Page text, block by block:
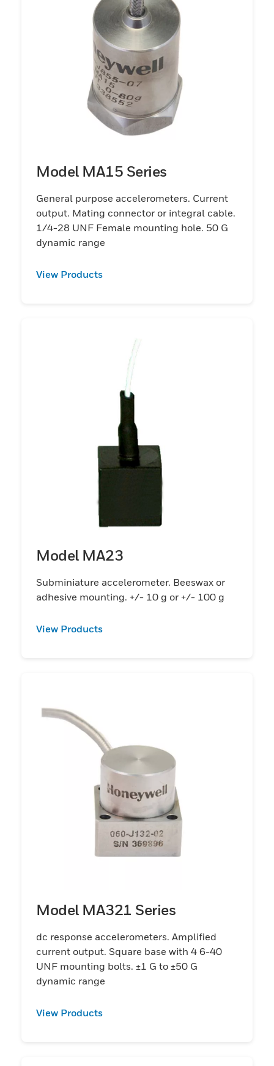
Model MA15 Series
General purpose accelerometers. Current
output. Mating connector or integral cable.
1/4-28 UNF Female mounting hole. 50 G
dynamic range
View Products
Model MA23
Subminiature accelerometer. Beeswax or
adhesive mounting. +/- 10 g or +/- 100 g
View Products
Model MA321 Series
dc response accelerometers. Amplified
current output. Square base with 4 6-40
UNF mounting bolts. ±1 G to ±50 G
dynamic range
View Products